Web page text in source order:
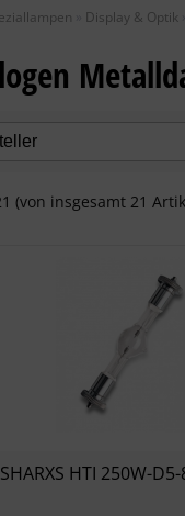
Display & Optik
(von insgesamt 21
HTI 250W-